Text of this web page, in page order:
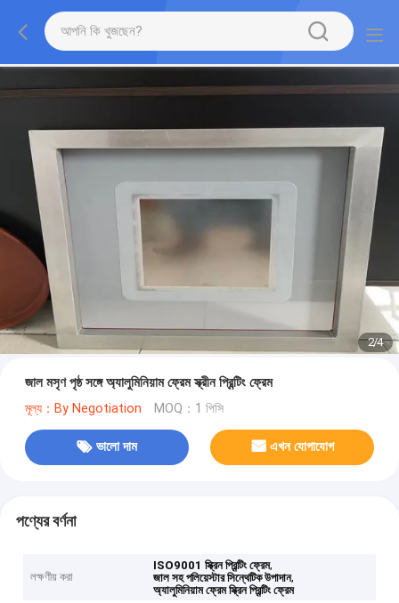
2/4
জাল মসৃণ পৃষ্ঠ সঙ্গে অ্যালুমিনিয়াম ফ্রেম স্ক্রীন প্রিন্টিং ফ্রেম
মূল্য：By Negotiation MOQ：1 পিসি
ভালো দাম এখন যোগাযোগ
পণ্যের বর্ণনা
লক্ষণীয় করা
ISO9001 স্ক্রিন প্রিন্টিং ফ্রেম,
জাল সহ পলিয়েস্টার সিন্থেটিক উপাদান,
অ্যালুমিনিয়াম ফ্রেম স্ক্রিন প্রিন্টিং ফ্রেম